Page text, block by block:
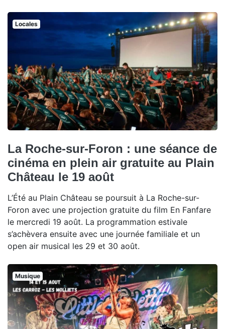
Locales
La Roche-sur-Foron : une séance de
cinéma en plein air gratuite au Plain
Château le 19 août
L’Été au Plain Château se poursuit à La Roche-sur-
Foron avec une projection gratuite du film En Fanfare
le mercredi 19 août. La programmation estivale
s’achèvera ensuite avec une journée familiale et un
open air musical les 29 et 30 août.
Musique